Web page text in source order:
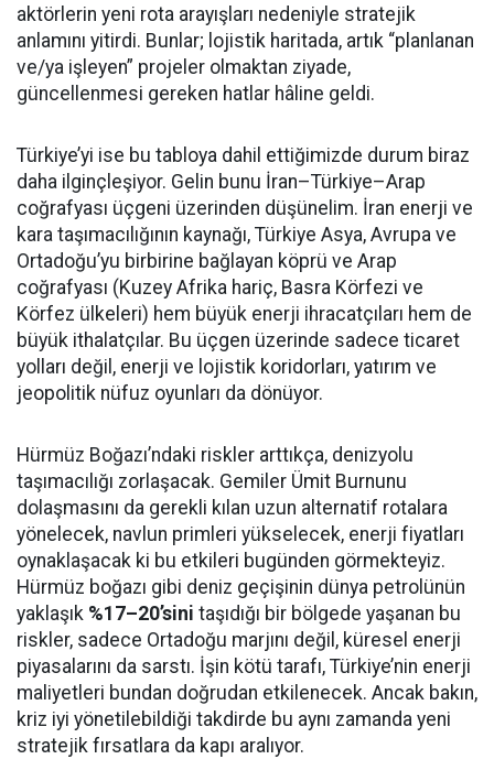
aktörlerin yeni rota arayışları nedeniyle stratejik
anlamını yitirdi. Bunlar; lojistik haritada, artık “planlanan
ve/ya işleyen” projeler olmaktan ziyade,
güncellenmesi gereken hatlar hâline geldi.
Türkiye’yi ise bu tabloya dahil ettiğimizde durum biraz
daha ilginçleşiyor. Gelin bunu İran–Türkiye–Arap
coğrafyası üçgeni üzerinden düşünelim. İran enerji ve
kara taşımacılığının kaynağı, Türkiye Asya, Avrupa ve
Ortadoğu’yu birbirine bağlayan köprü ve Arap
coğrafyası (Kuzey Afrika hariç, Basra Körfezi ve
Körfez ülkeleri) hem büyük enerji ihracatçıları hem de
büyük ithalatçılar. Bu üçgen üzerinde sadece ticaret
yolları değil, enerji ve lojistik koridorları, yatırım ve
jeopolitik nüfuz oyunları da dönüyor.
Hürmüz Boğazı’ndaki riskler arttıkça, denizyolu
taşımacılığı zorlaşacak. Gemiler Ümit Burnunu
dolaşmasını da gerekli kılan uzun alternatif rotalara
yönelecek, navlun primleri yükselecek, enerji fiyatları
oynaklaşacak ki bu etkileri bugünden görmekteyiz.
Hürmüz boğazı gibi deniz geçişinin dünya petrolünün
yaklaşık %17–20’sini taşıdığı bir bölgede yaşanan bu
riskler, sadece Ortadoğu marjını değil, küresel enerji
piyasalarını da sarstı. İşin kötü tarafı, Türkiye’nin enerji
maliyetleri bundan doğrudan etkilenecek. Ancak bakın,
kriz iyi yönetilebildiği takdirde bu aynı zamanda yeni
stratejik fırsatlara da kapı aralıyor.